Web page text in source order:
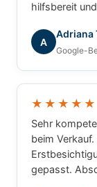
hilfsbereit
Agentur mit
A
Adriana
Google-
★★★★★
Sehr
beim
gepasst.